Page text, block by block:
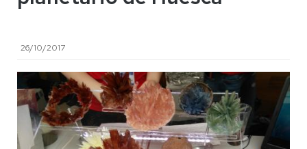
26/10/2017